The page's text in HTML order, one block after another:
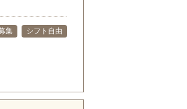
集 シフト自由